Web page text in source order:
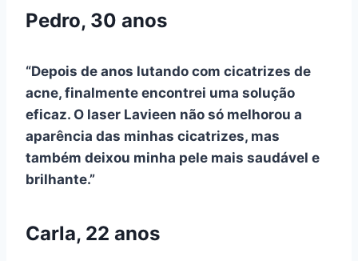
Pedro, 30 anos
“Depois de anos lutando com cicatrizes de
acne, finalmente encontrei uma solução
eficaz. O laser Lavieen não só melhorou a
aparência das minhas cicatrizes, mas
também deixou minha pele mais saudável e
brilhante.”
Carla, 22 anos